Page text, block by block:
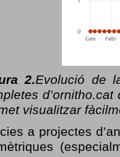
2.Evolució de
visualitzar
a projectes